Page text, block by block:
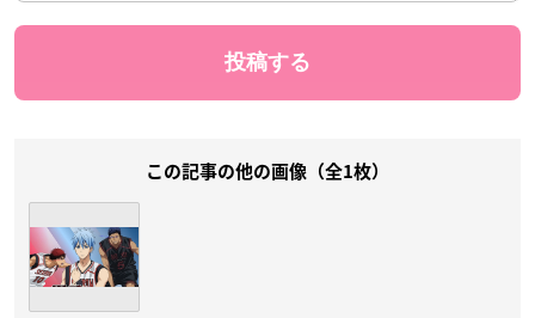
この記事の他の画像（全1枚）